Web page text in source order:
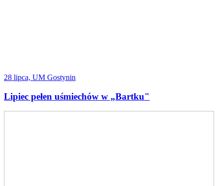
28 lipca, UM Gostynin
Lipiec pełen uśmiechów w „Bartku"